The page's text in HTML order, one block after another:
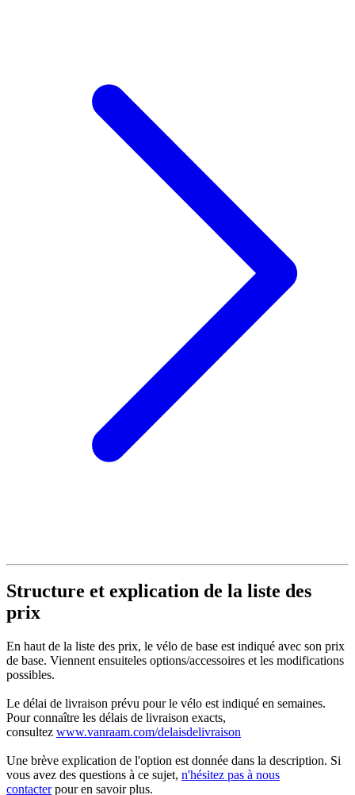
Structure et explication de la liste des
prix
En haut de la liste des prix, le vélo de base est indiqué avec son prix
de base. Viennent ensuiteles options/accessoires et les modifications
possibles.
Le délai de livraison prévu pour le vélo est indiqué en semaines.
Pour connaître les délais de livraison exacts,
consultez www.vanraam.com/delaisdelivraison
Une brève explication de l'option est donnée dans la description. Si
vous avez des questions à ce sujet, n'hésitez pas à nous
contacterpour en savoir plus.